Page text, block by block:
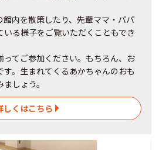
館内を散策したり、先輩ママ・パパ
る様子をご覧いただくこともでき
てご参加ください。もちろん、お
。生まれてくるあかちゃんのおも
しょう。
しくはこちら